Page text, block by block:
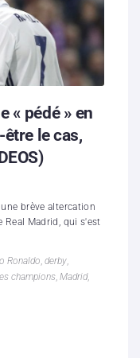
« pédé » en
être le cas,
brève altercation
Madrid, qui s'est
Ronaldo, derby,
champions, Madrid,